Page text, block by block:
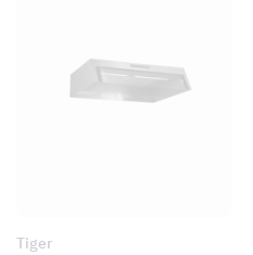
Tiger